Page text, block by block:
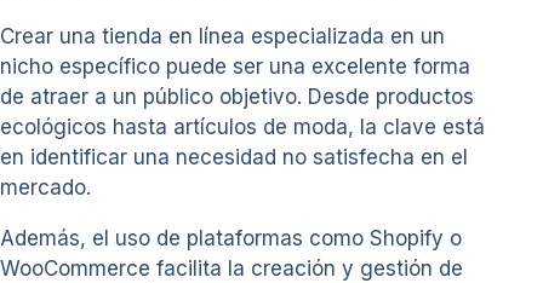
Crear una tienda en línea especializada en un
nicho específico puede ser una excelente forma
de atraer a un público objetivo. Desde productos
ecológicos hasta artículos de moda, la clave está
en identificar una necesidad no satisfecha en el
mercado.
Además, el uso de plataformas como Shopify o
WooCommerce facilita la creación y gestión de